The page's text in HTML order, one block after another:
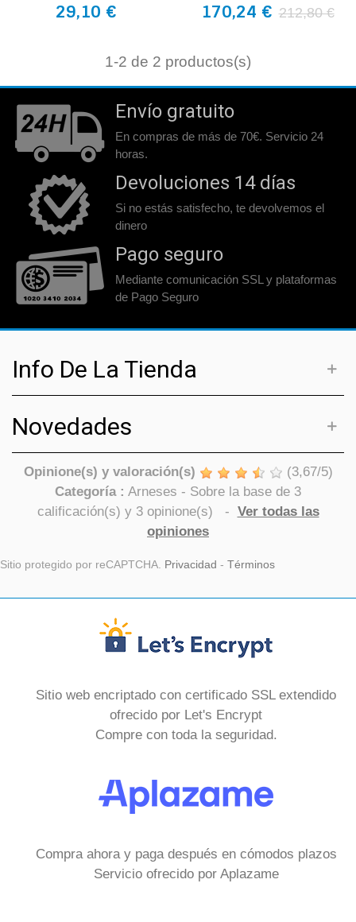
29,10 € 170,24 € 212,80 €
1-2 de 2 productos(s)
Envío gratuito
En compras de más de 70€. Servicio 24
horas.
Devoluciones 14 días
Si no estás satisfecho, te devolvemos el
dinero
Pago seguro
Mediante comunicación SSL y plataformas
de Pago Seguro
Info De La Tienda
Novedades
Opinione(s) y valoración(s) (3,67/5)
Categoría : Arneses - Sobre la base de 3
calificación(s) y 3opinione(s) - Ver todas las
opiniones
Sitio protegido por reCAPTCHA. Privacidad - Términos
Sitio web encriptado con certificado SSL extendido
ofrecido por Let's Encrypt
Compre con toda la seguridad.
Compra ahora y paga después en cómodos plazos
Servicio ofrecido por Aplazame